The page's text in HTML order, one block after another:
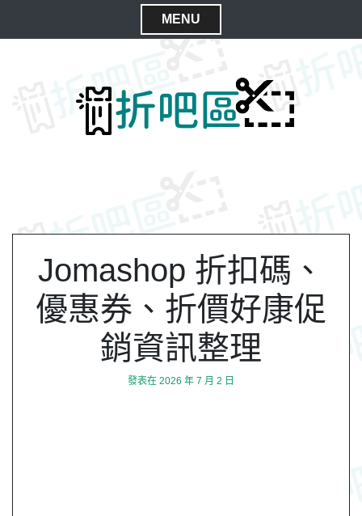
MENU
C
Jomashop 折扣碼、
優惠券、折價好康促
銷資訊整理
發表在 2026 年 7 月 2 日